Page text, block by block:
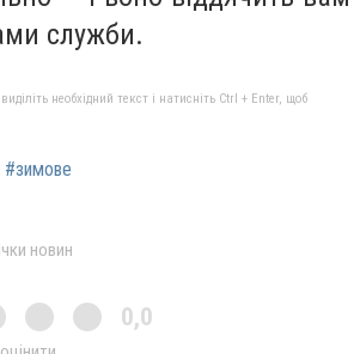
служби.
необхідний текст і натисніть Ctrl + Enter, щоб
#зимове
новин
0,0